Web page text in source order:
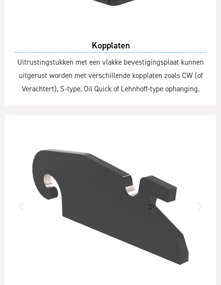
Kopplaten
Uitrustingstukken met een vlakke bevestigingsplaat kunnen
uitgerust worden met verschillende kopplaten zoals CW (of
Verachtert), S-type, Oil Quick of Lehnhoff-type ophanging.